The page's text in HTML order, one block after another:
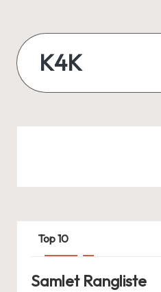
content
K4K
Top 10
Samlet Rangliste